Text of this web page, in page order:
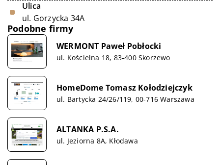
Ulica
ul. Gorzycka 34A
Podobne firmy
WERMONT Paweł Pobłocki
ul. Kościelna 18, 83-400 Skorzewo
HomeDome Tomasz Kołodziejczyk
ul. Bartycka 24/26/119, 00-716 Warszawa
ALTANKA P.S.A.
ul. Jeziorna 8A, Kłodawa